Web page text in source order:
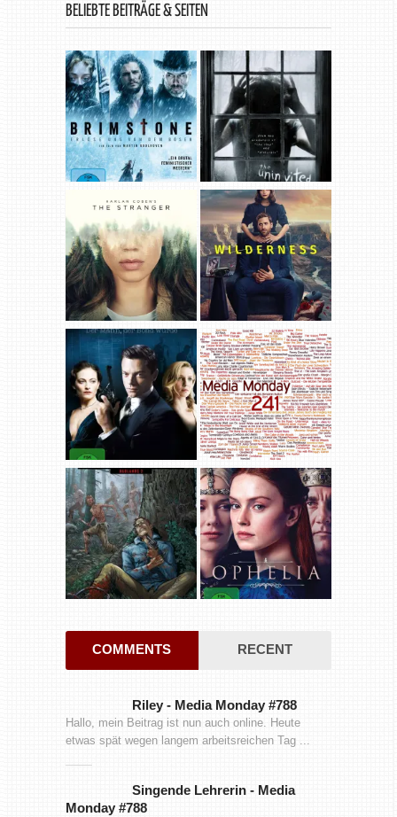
BELIEBTE BEITRÄGE & SEITEN
COMMENTS RECENT
Riley - Media Monday #788
Hallo, mein Beitrag ist nun auch online. Heute
etwas spät wegen langem arbeitsreichen Tag ...
Singende Lehrerin - Media
Monday #788